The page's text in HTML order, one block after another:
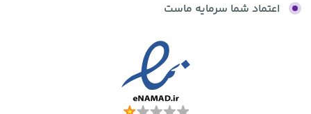
اعتماد شما سرمایه ماست